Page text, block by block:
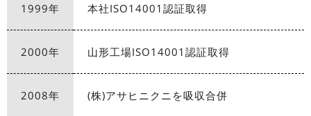
1999年 本社ISO14001認証取得
2000年 山形工場ISO14001認証取得
2008年 (株)アサヒニクニを吸収合併